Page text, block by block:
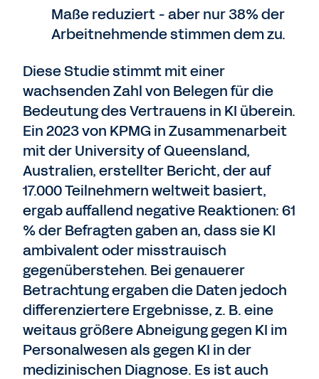
Maße reduziert - aber nur 38% der
Arbeitnehmende stimmen dem zu.
Diese Studie stimmt mit einer
wachsenden Zahl von Belegen für die
Bedeutung des Vertrauens in KI überein.
Ein 2023 von KPMG in Zusammenarbeit
mit der University of Queensland,
Australien, erstellter Bericht, der auf
17.000 Teilnehmern weltweit basiert,
ergab auffallend negative Reaktionen: 61
% der Befragten gaben an, dass sie KI
ambivalent oder misstrauisch
gegenüberstehen. Bei genauerer
Betrachtung ergaben die Daten jedoch
differenziertere Ergebnisse, z. B. eine
weitaus größere Abneigung gegen KI im
Personalwesen als gegen KI in der
medizinischen Diagnose. Es ist auch